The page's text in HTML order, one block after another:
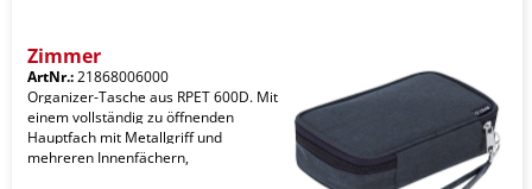
Zimmer
ArtNr.:21868006000
Organizer-Tasche aus RPET 600D. Mit
einem vollständig zu öffnenden
Hauptfach mit Metallgriff und
mehreren Innenfächern,